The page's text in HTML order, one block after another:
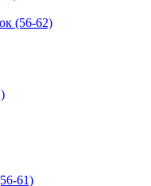
(56-62)